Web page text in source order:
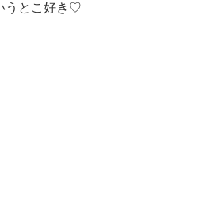
うとこ好き♡